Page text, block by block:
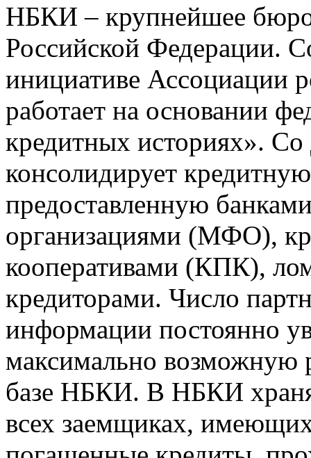
НБКИ – крупнейшее
Российской Федерации.
инициативе Ассоциации
работает на основании
кредитных историях».
консолидирует
предоставленную
организациями (МФО),
кооперативами (КПК),
кредиторами. Число
информации постоянно
максимально возможную
базе НБКИ. В НБКИ
всех заемщиках,